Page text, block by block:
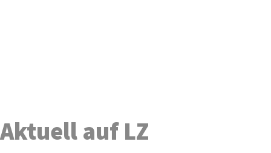
Aktuell auf LZ